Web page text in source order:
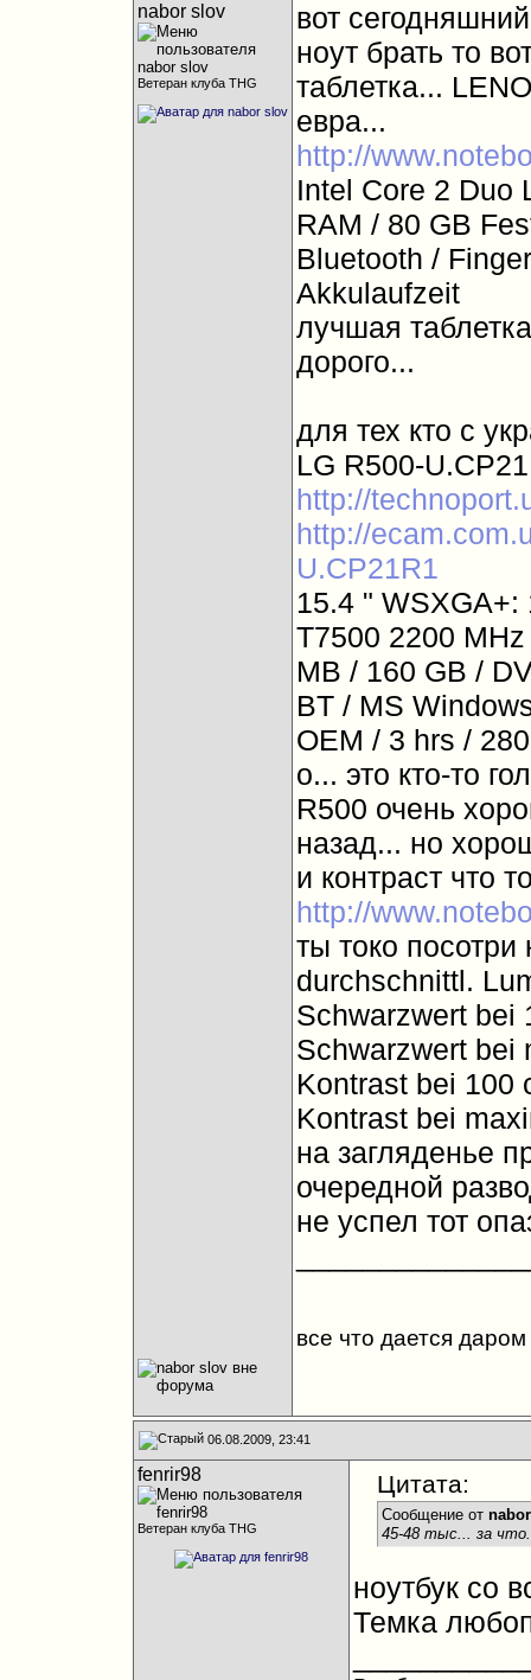
nabor slov
Ветеран клуба THG
вот
ноут брать то
таблетка...
евра...
http://
Intel Core 2 Duo
RAM / 80 GB
Bluetooth /
Akkulaufzeit
лучшая
дорого...
для тех кто с
LG R500-
http://
http://
U.CP21R1
15.4 "
T7500 2200
MB / 160 GB /
BT / MS
OEM / 3 hrs /
о... это кто-то
R500 очень
назад... но
и контраст что
http://
ты токо посотри
durchschnittl.
Schwarzwert bei
Schwarzwert bei
Kontrast bei 100
Kontrast bei
на загляденье
очередной
не успел тот
все что дается
06.08.2009, 23:41
fenrir98
Ветеран клуба THG
Цитата:
Сообщение от
45-48 тыс... за
ноутбук со
Темка